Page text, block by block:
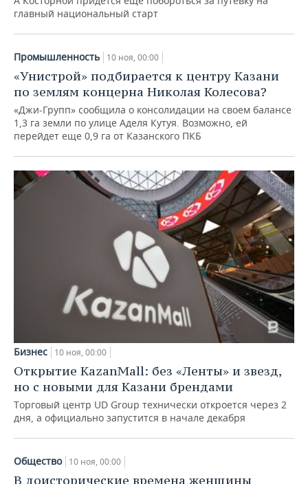
главный национальный старт
Промышленность 10 ноя, 00:00
«Унистрой» подбирается к центру Казани
по землям концерна Николая Колесова?
«Джи-Групп» сообщила о консолидации на своем балансе
1,3 га земли по улице Аделя Кутуя. Возможно, ей
перейдет еще 0,9 га от Казанского ПКБ
Бизнес 10 ноя, 00:00
Открытие KazanMall: без «Ленты» и звезд,
но с новыми для Казани брендами
Торговый центр UD Group технически откроется через 2
дня, а официально запустится в начале декабря
Общество 10 ноя, 00:00
В доисторические времена женщины